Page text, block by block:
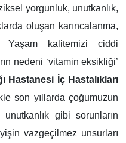
yorgunluk, unutkanlık,
oluşan karıncalanma,
kalitemizi ciddi
nedeni ‘vitamin eksikliği’
Hastanesi İç Hastalıkları
son yıllarda çoğumuzun
gibi sorunların
vazgeçilmez unsurları